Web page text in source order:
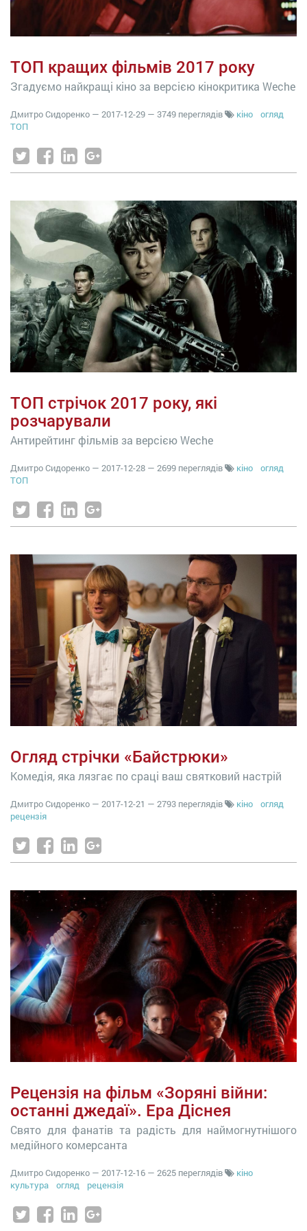
ТОП кращих фільмів 2017 року
Згадуємо найкращі кіно за версією кінокритика Weche
Дмитро Сидоренко — 2017-12-29 — 3749 переглядів кіно
огляд
ТОП
ТОП стрічок 2017 року, які
розчарували
Антирейтинг фільмів за версією Weche
Дмитро Сидоренко — 2017-12-28 — 2699 переглядів кіно
огляд
ТОП
Огляд стрічки «Байстрюки»
Комедія, яка лязгає по сраці ваш святковий настрій
Дмитро Сидоренко — 2017-12-21 — 2793 переглядів кіно
огляд
рецензія
Рецензія на фільм «Зоряні війни:
останні джедаї». Ера Діснея
Свято для фанатів та радість для наймогнутнішого
медійного комерсанта
Дмитро Сидоренко — 2017-12-16 — 2625 переглядів
кіно
культура
огляд рецензія